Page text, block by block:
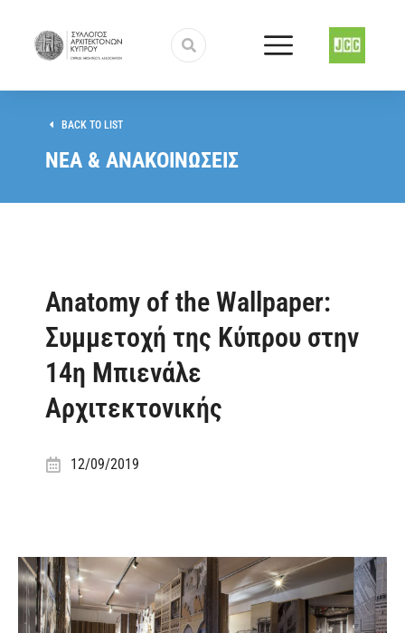
BACK TO LIST
ΝΕΑ & ΑΝΑΚΟΙΝΩΣΕΙΣ
Anatomy of the Wallpaper:
Συμμετοχή της Κύπρου στην
14η Μπιενάλε
Αρχιτεκτονικής
12/09/2019